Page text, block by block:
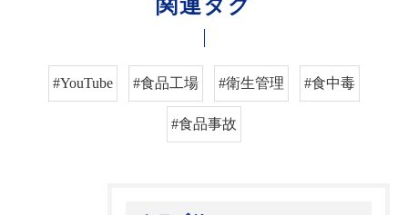
#YouTube #食品工場 #衛生管理 #食中毒
#食品事故